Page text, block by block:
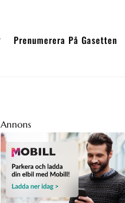
Prenumerera På Gasetten
Annons